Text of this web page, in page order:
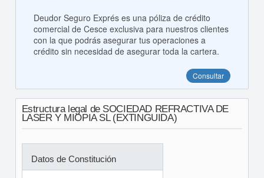
Deudor Seguro Exprés es una póliza de crédito
comercial de Cesce exclusiva para nuestros clientes
con la que podrás asegurar tus operaciones a
crédito sin necesidad de asegurar toda la cartera.
Consultar
Estructura legal de SOCIEDAD REFRACTIVA DE
LASER Y MIOPIA SL (EXTINGUIDA)
Datos de Constitución